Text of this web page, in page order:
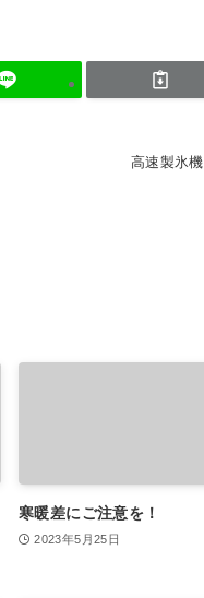
高速製氷機
寒暖差にご注意を！
2023年5月25日